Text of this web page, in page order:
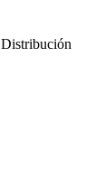
Distribución